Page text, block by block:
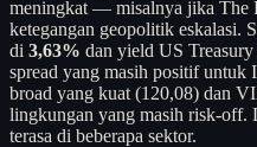
meningkat — misalnya jika The
ketegangan geopolitik eskalasi.
di 3,63% dan yield US
spread yang masih positif untuk
broad yang kuat (120,08) dan
lingkungan yang masih risk-off.
terasa di beberapa sektor.